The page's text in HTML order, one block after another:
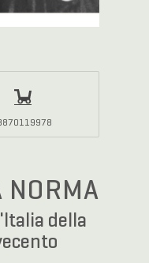
NORMA
della